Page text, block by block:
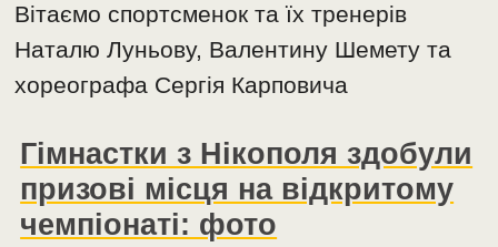
Вітаємо спортсменок та їх тренерів
Наталю Луньову, Валентину Шемету та
хореографа Сергія Карповича
Гімнастки з Нікополя здобули
призові місця на відкритому
чемпіонаті: фото